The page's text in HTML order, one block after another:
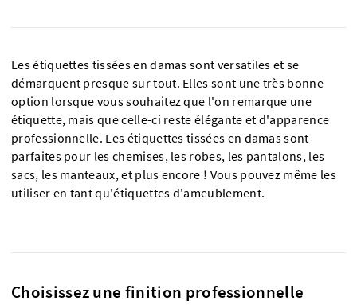
Les étiquettes tissées en damas sont versatiles et se
démarquent presque sur tout. Elles sont une très bonne
option lorsque vous souhaitez que l'on remarque une
étiquette, mais que celle-ci reste élégante et d'apparence
professionnelle. Les étiquettes tissées en damas sont
parfaites pour les chemises, les robes, les pantalons, les
sacs, les manteaux, et plus encore ! Vous pouvez même les
utiliser en tant qu'étiquettes d'ameublement.
Choisissez une finition professionnelle